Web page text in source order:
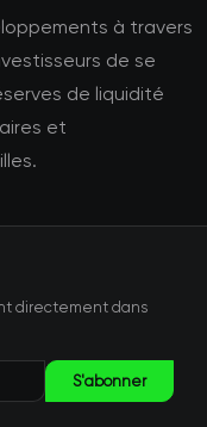
à travers
de se
de liquidité
et
directement dans
S'abonner